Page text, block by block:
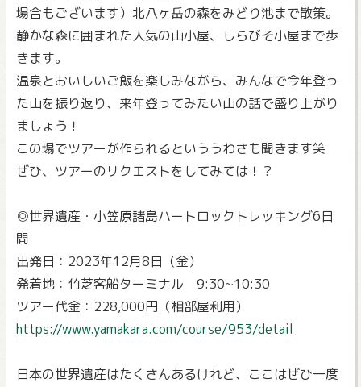
場合もございます）北八ヶ岳の森をみどり池まで散策。
静かな森に囲まれた人気の山小屋、しらびそ小屋まで歩
きます。
温泉とおいしいご飯を楽しみながら、みんなで今年登っ
た山を振り返り、来年登ってみたい山の話で盛り上がり
ましょう！
この場でツアーが作られるといううわさも聞きます笑
ぜひ、ツアーのリクエストをしてみては！？
◎世界遺産・小笠原諸島ハートロックトレッキング6日
間
出発日：2023年12月8日（金）
発着地：竹芝客船ターミナル 9:30~10:30
ツアー代金：228,000円（相部屋利用）
https://www.yamakara.com/course/953/detail
日本の世界遺産はたくさんあるけれど、ここはぜひ一度